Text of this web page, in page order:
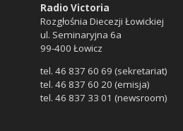
Radio Victoria
Rozgłośnia Diecezji Łowickiej
ul. Seminaryjna 6a
99-400 Łowicz
tel. 46 837 60 69 (sekretariat)
tel. 46 837 60 20 (emisja)
tel. 46 837 33 01 (newsroom)